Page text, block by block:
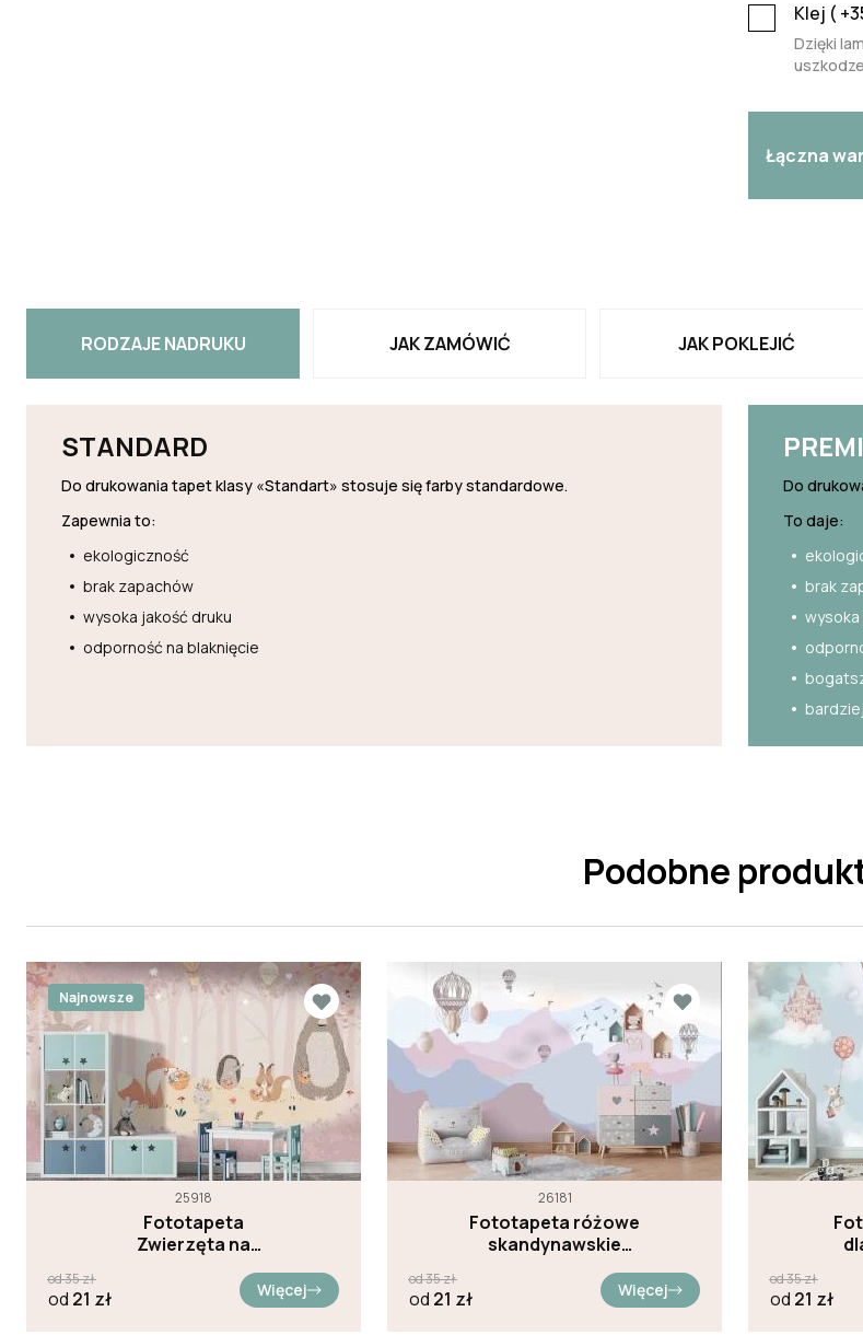
Klej (
Dzięki
Łączna
RODZAJE NADRUKU JAK ZAMÓWIĆ JAK POKLEJIĆ
STANDARD
Do drukowania tapet klasy «Standart» stosuje się farby standardowe.
Zapewnia to:
ekologiczność
brak zapachów
wysoka jakość druku
odporność na blaknięcie
Do
To daje:
brak
wysoka
Podobne
25918
Fototapeta
Zwierzęta na
Najnowsze
od35zł
od 21 zł Więcej
26181
Fototapeta różowe
skandynawskie
od35zł
od 21 zł Więcej
od35zł
od 21 zł